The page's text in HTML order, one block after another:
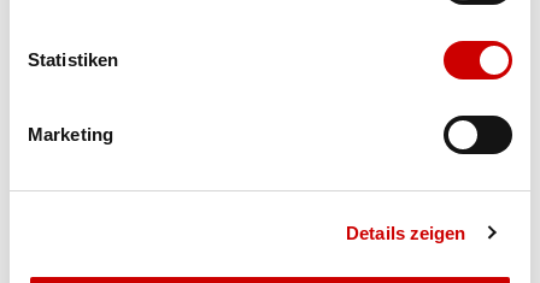
Statistiken
Marketing
Details zeigen
IN DEN WARENKORB
Bis 17:00 Uhr bestellen: morgen geliefert - ab CHF 50.00